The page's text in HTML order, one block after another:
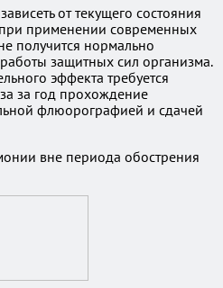
от текущего состояния
применении современных
получится нормально
защитных сил организма.
эффекта требуется
за год прохождение
флюорографией и сдачей
вне периода обострения